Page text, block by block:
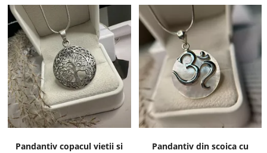
Pandantiv copacul vietii si
Pandantiv din scoica cu